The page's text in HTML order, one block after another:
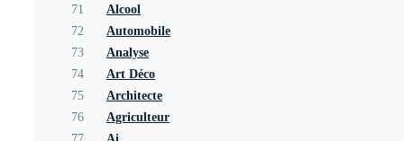
71
Alcool
72
Automobile
73
Analyse
74
Art Déco
75
Architecte
76
Agriculteur